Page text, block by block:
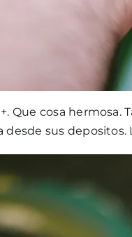
Que cosa hermosa.
desde sus depositos.